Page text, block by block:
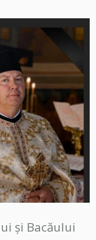
și Bacăului